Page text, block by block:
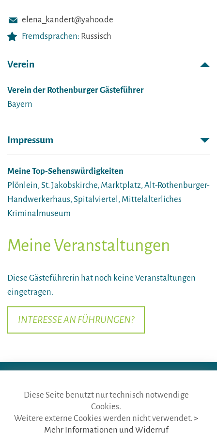
elena_kandert@yahoo.de
Fremdsprachen: Russisch
Verein
Verein der Rothenburger Gästeführer
Bayern
Impressum
Meine Top-Sehenswürdigkeiten
Plönlein, St. Jakobskirche, Marktplatz, Alt-Rothenburger-
Handwerkerhaus, Spitalviertel, Mittelalterliches
Kriminalmuseum
Meine Veranstaltungen
Diese Gästeführerin hat noch keine Veranstaltungen
eingetragen.
INTERESSE AN FÜHRUNGEN?
die gästeführer · vertr. durch BVGD · Gustav-Adolf-Str. 33 · D-90439
Nürnberg
Telefon: Fon:+49 (0)911 65 64 675· Mail:info@die-gaestefuehrer.de
Diese Seite benutzt nur technisch notwendige
Cookies.
Weitere externe Cookies werden nicht verwendet. >
Mehr Informationen und Widerruf